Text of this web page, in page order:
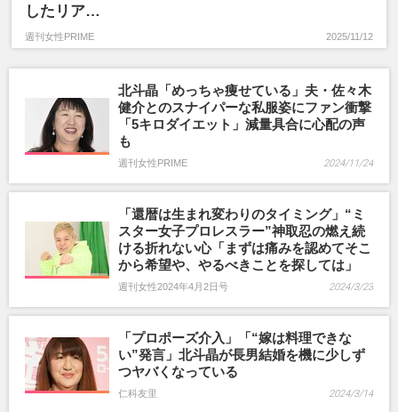
したリア…
週刊女性PRIME 2025/11/12
北斗晶「めっちゃ痩せている」夫・佐々木
健介とのスナイパーな私服姿にファン衝撃
「5キロダイエット」減量具合に心配の声
も
週刊女性PRIME 2024/11/24
「還暦は生まれ変わりのタイミング」“ミ
スター女子プロレスラー”神取忍の燃え続
ける折れない心「まずは痛みを認めてそこ
から希望や、やるべきことを探しては」
週刊女性2024年4月2日号 2024/3/23
「プロポーズ介入」「“嫁は料理できな
い”発言」北斗晶が長男結婚を機に少しず
つヤバくなっている
仁科友里 2024/3/14